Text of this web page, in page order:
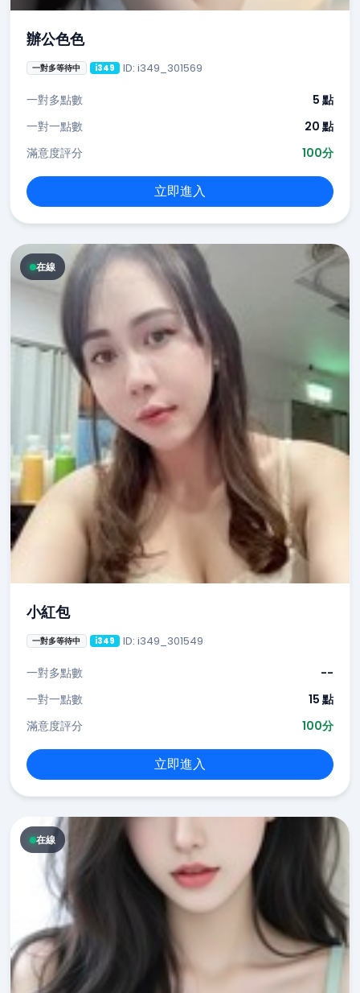
辦公色色
一對多等待中 i349 ID: i349_301569
一對多點數
5 點
一對一點數
20 點
滿意度評分
100分
立即進入
在線
小紅包
一對多等待中 i349 ID: i349_301549
一對多點數
--
一對一點數
15 點
滿意度評分
100分
立即進入
在線